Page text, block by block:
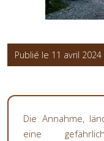
Publié le 11 avril 2024
Die Annahme,
eine